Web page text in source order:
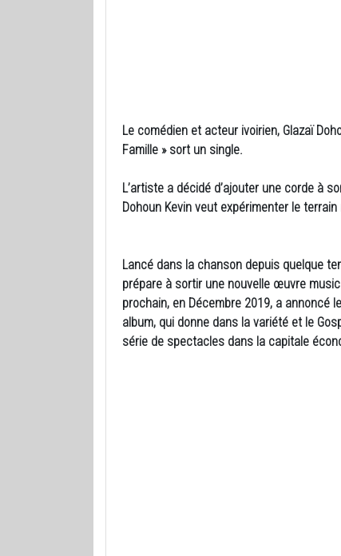
Le comédien et acteur ivoirien, Glazaï
Famille » sort un single.
L’artiste a décidé d’ajouter une corde à
Dohoun Kevin veut expérimenter le terrain
Lancé dans la chanson depuis quelque
prépare à sortir une nouvelle œuvre
prochain, en Décembre 2019, a annoncé
album, qui donne dans la variété et le
série de spectacles dans la capitale